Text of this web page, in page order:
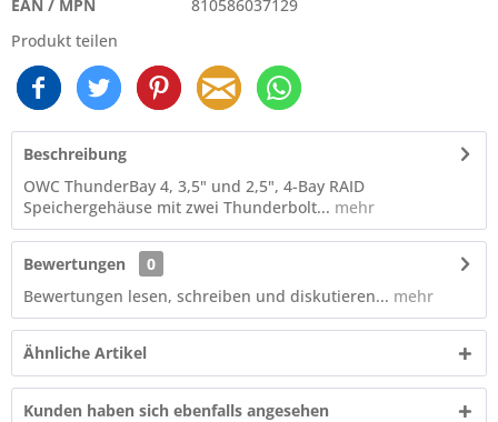
EAN / MPN
810586037129
Produkt teilen
Beschreibung
OWC ThunderBay 4, 3,5" und 2,5", 4-Bay RAID
Speichergehäuse mit zwei Thunderbolt... mehr
Bewertungen
0
Bewertungen lesen, schreiben und diskutieren... mehr
Ähnliche Artikel
Kunden haben sich ebenfalls angesehen